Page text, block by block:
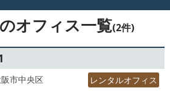
オフィス一覧(2件)
市中央区 レンタルオフィス